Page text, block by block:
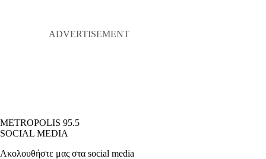
METROPOLIS 95.5
SOCIAL MEDIA
Ακολουθήστε μας στα social media